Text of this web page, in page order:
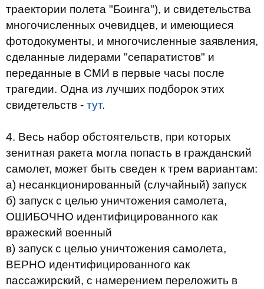
траектории полета "Боинга"), и свидетельства
многочисленных очевидцев, и имеющиеся
фотодокументы, и многочисленные заявления,
сделанные лидерами "сепаратистов" и
переданные в СМИ в первые часы после
трагедии. Одна из лучших подборок этих
свидетельств - тут.
4. Весь набор обстоятельств, при которых
зенитная ракета могла попасть в гражданский
самолет, может быть сведен к трем вариантам:
а) несанкционированный (случайный) запуск
б) запуск с целью уничтожения самолета,
ОШИБОЧНО идентифицированного как
вражеский военный
в) запуск с целью уничтожения самолета,
ВЕРНО идентифицированного как
пассажирский, с намерением переложить в